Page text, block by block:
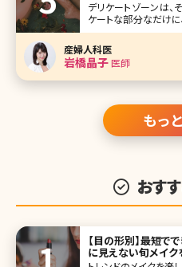
デリケートゾーンは
ケートな部分なだけ
に聞くこともできず、
ことができないデリケ
について考えてみることにしまし
ンの悩み
産婦人科医
岩橋晶子医師
もっ
おす
【目の形別】最短で
に見えない旬メイク